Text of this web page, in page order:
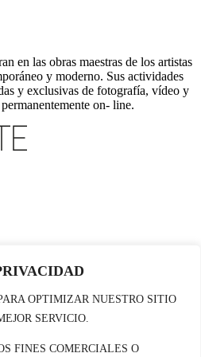
OPTIMIZAR NUESTRO SITIO
SERVICIO.
FINES COMERCIALES O
en las obras maestras de los artistas
y moderno. Sus actividades
y exclusivas de fotografía, vídeo y
on- line.